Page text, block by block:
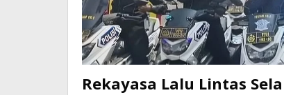
Rekayasa Lalu Lintas